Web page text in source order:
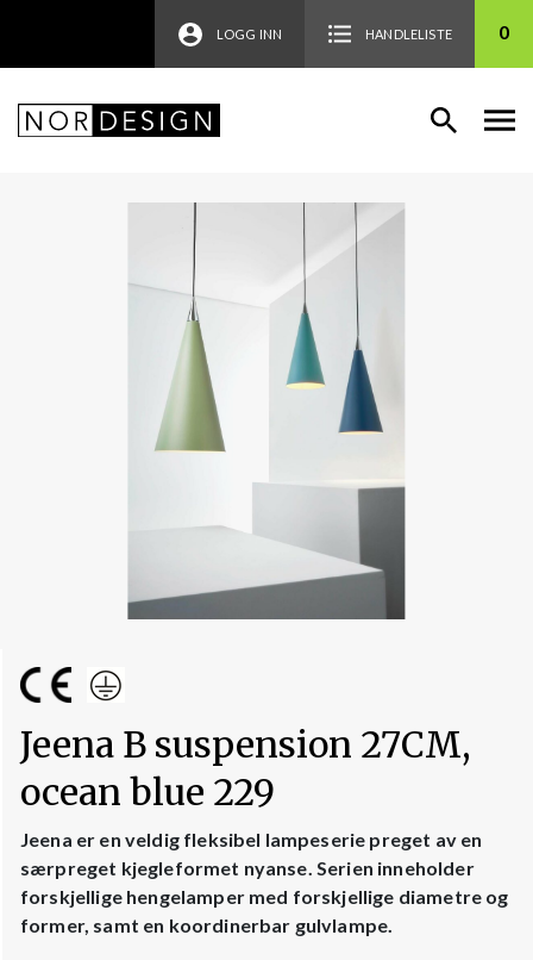
LOGG INN HANDLELISTE 0
Jeena B suspension 27CM,
ocean blue 229
Jeena er en veldig fleksibel lampeserie preget av en
særpreget kjegleformet nyanse. Serien inneholder
forskjellige hengelamper med forskjellige diametre og
former, samt en koordinerbar gulvlampe.